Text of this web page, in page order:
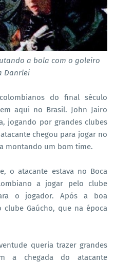
a bola com o goleiro
Danrlei
do final século
aqui no Brasil. John Jairo
jogando por grandes clubes
chegou para jogar no
montando um bom time.
o atacante estava no Boca
a jogar pelo clube
o jogador. Após a boa
Gaúcho, que na época
queria trazer grandes
a chegada do atacante